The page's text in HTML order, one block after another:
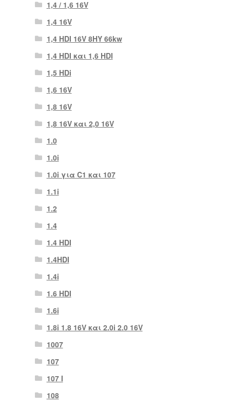
1,4 / 1,6 16V
1,4 16V
1,4 HDI 16V 8HY 66kw
1,4 HDI και 1,6 HDI
1,5 HDi
1,6 16V
1,8 16V
1,8 16V και 2,0 16V
1.0
1.0i
1.0i για C1 και 107
1.1i
1.2
1.4
1.4 HDI
1.4HDI
1.4i
1.6 HDI
1.6i
1.8i 1.8 16V και 2.0i 2.0 16V
1007
107
107 Ι
108